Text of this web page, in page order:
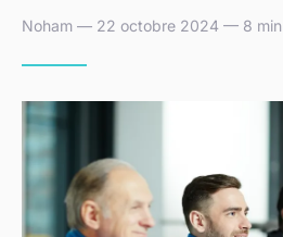
Noham — 22 octobre 2024 — 8